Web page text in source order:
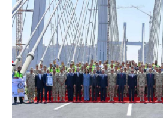
السيسي يفتتح محور روض الفرج
تحيا مصر